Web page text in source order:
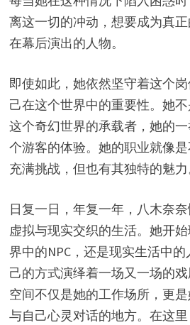
离这一切的冲动，想要成为真
在幕后演出的人物。
即使如此，她依然坚守着这个
己在这个世界中的重要性。她
这个奇幻世界的承载者，她的
个游客的体验。她的职业就像
充满挑战，但也有其独特的魅力
日复一日，年复一年，八木奈
虚拟与现实交织的生活。她开
界中的NPC，还是现实生活中
己的方式演绎着一场又一场的
空间不仅是她的工作场所，更是
与自己心灵对话的地方。在这里